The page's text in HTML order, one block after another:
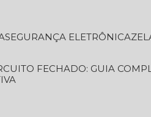
SEGURANÇA ELETRÔNICA
FECHADO: GUIA